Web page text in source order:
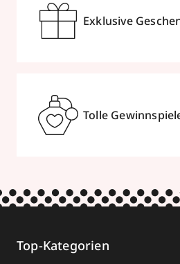
Exklusive
Tolle
Top-Kategorien